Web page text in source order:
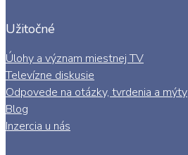
Užitočné
Úlohy a význam miestnej TV
Televízne diskusie
Odpovede na otázky, tvrdenia a mýty
Blog
Inzercia u nás